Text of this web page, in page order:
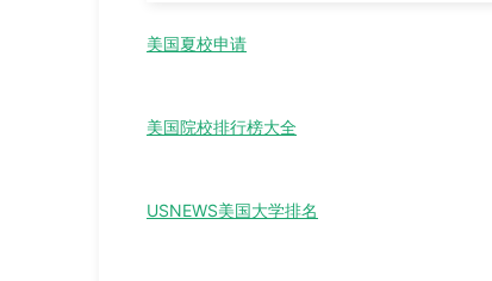
美国夏校申请
美国院校排行榜大全
USNEWS美国大学排名